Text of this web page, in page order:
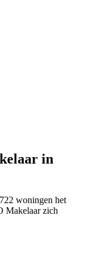
in
woningen het
Makelaar zich